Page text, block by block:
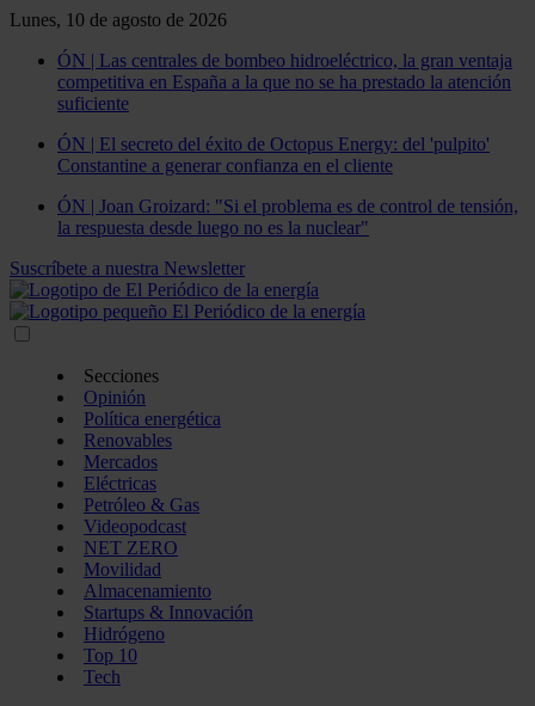
Lunes, 10 de agosto de 2026
ÓN | Las centrales de bombeo hidroeléctrico, la gran ventaja
competitiva en España a la que no se ha prestado la atención
suficiente
ÓN | El secreto del éxito de Octopus Energy: del 'pulpito'
Constantine a generar confianza en el cliente
ÓN | Joan Groizard: "Si el problema es de control de tensión,
la respuesta desde luego no es la nuclear"
Suscríbete a nuestra Newsletter
Secciones
Opinión
Política energética
Renovables
Mercados
Eléctricas
Petróleo & Gas
Videopodcast
NET ZERO
Movilidad
Almacenamiento
Startups & Innovación
Hidrógeno
Top 10
Tech